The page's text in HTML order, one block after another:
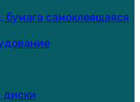
бумага самоклеящаяся
диски